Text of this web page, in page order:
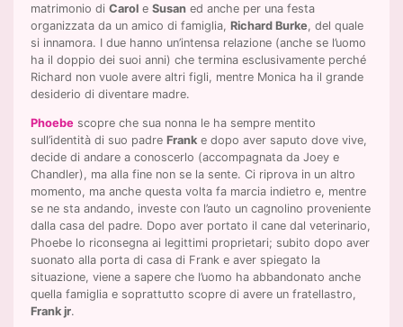
matrimonio diCarol eSusan ed anche per una festa
organizzata da un amico di famiglia, Richard Burke, del quale
si innamora. I due hanno un’intensa relazione (anche se l’uomo
ha il doppio dei suoi anni) che termina esclusivamente perché
Richard non vuole avere altri figli, mentre Monica ha il grande
desiderio di diventare madre.
Phoebe scopre che sua nonna le ha sempre mentito
sull’identità di suo padre Frank e dopo aver saputo dove vive,
decide di andare a conoscerlo (accompagnata da Joey e
Chandler), ma alla fine non se la sente. Ci riprova in un altro
momento, ma anche questa volta fa marcia indietro e, mentre
se ne sta andando, investe con l’auto un cagnolino proveniente
dalla casa del padre. Dopo aver portato il cane dal veterinario,
Phoebe lo riconsegna ai legittimi proprietari; subito dopo aver
suonato alla porta di casa di Frank e aver spiegato la
situazione, viene a sapere che l’uomo ha abbandonato anche
quella famiglia e soprattutto scopre di avere un fratellastro,
Frank jr.